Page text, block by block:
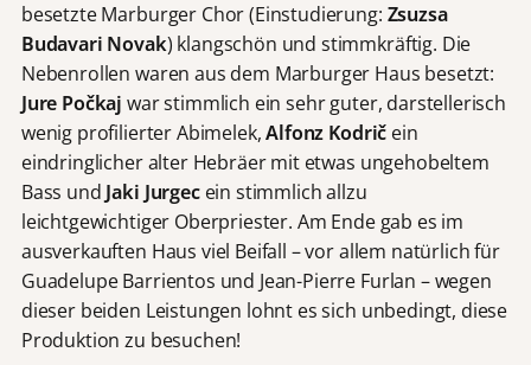
besetzte Marburger Chor (Einstudierung: Zsuzsa
Budavari Novak) klangschön und stimmkräftig. Die
Nebenrollen waren aus dem Marburger Haus besetzt:
Jure Počkaj war stimmlich ein sehr guter, darstellerisch
wenig profilierter Abimelek,Alfonz Kodrič ein
eindringlicher alter Hebräer mit etwas ungehobeltem
Bass und Jaki Jurgec ein stimmlich allzu
leichtgewichtiger Oberpriester. Am Ende gab es im
ausverkauften Haus viel Beifall – vor allem natürlich für
Guadelupe Barrientos und Jean-Pierre Furlan – wegen
dieser beiden Leistungen lohnt es sich unbedingt, diese
Produktion zu besuchen!